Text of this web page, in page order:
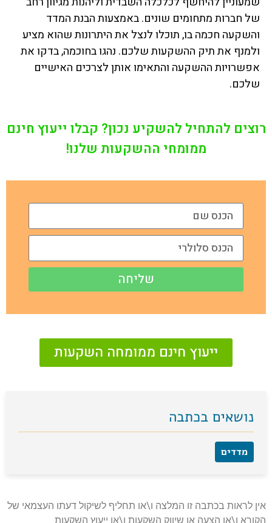
של חברות מתחומים שונים. באמצעות הבנת המדד
והשקעה חכמה בו, תוכלו לנצל את היתרונות שהוא מציע
ולמנף את תיק ההשקעות שלכם. נהגו בחוכמה, בדקו את
אפשרויות ההשקעה והתאימו אותן לצרכים האישיים
שלכם.
רוצים להתחיל להשקיע נכון? קבלו ייעוץ חינם
ממומחי ההשקעות שלנו!
שליחה
ייעוץ חינם ממומחה השקעות
נושאים בכתבה
מדדים
אין לראות בכתבה זו המלצה ו\או תחליף לשיקול דעתו העצמאי של
הקורא ו\או הצעה או שיווק השקעות ו\או ייעוץ השקעות